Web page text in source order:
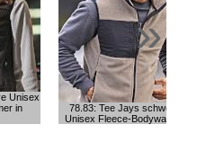
Unisex
in
78.83: Tee Jays schwerer
Unisex Fleece-Bodywarmer
»